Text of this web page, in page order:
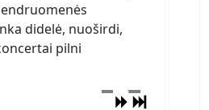
didelė, nuoširdi,
pilni